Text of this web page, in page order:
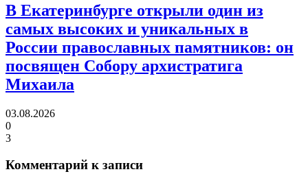
В Екатеринбурге открыли один из
самых высоких и уникальных в
России православных памятников: он
посвящен Собору архистратига
Михаила
03.08.2026
0
3
Комментарий к записи